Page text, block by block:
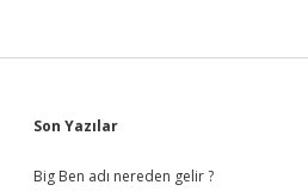
Sidebar
Son Yazılar
Big Ben adı nereden gelir ?